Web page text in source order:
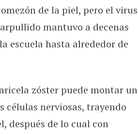
de la piel, pero el virus
mantuvo a decenas
escuela hasta alrededor de
zóster puede montar un
células nerviosas, trayendo
después de lo cual con